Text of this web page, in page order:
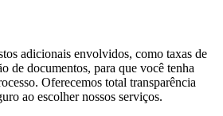
adicionais envolvidos, como taxas de
de documentos, para que você tenha
Oferecemos total transparência
ao escolher nossos serviços.